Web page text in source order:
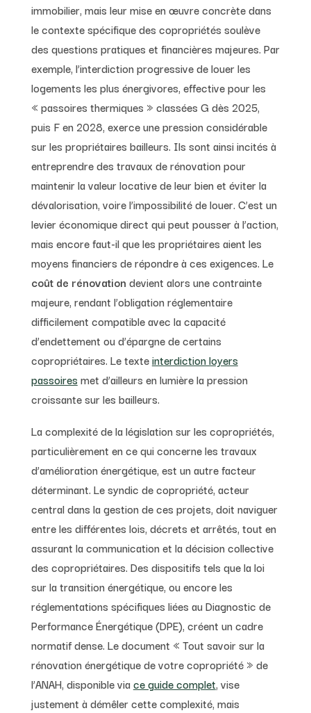
immobilier, mais leur mise en œuvre concrète dans
le contexte spécifique des copropriétés soulève
des questions pratiques et financières majeures. Par
exemple, l’interdiction progressive de louer les
logements les plus énergivores, effective pour les
« passoires thermiques » classées G dès 2025,
puis F en 2028, exerce une pression considérable
sur les propriétaires bailleurs. Ils sont ainsi incités à
entreprendre des travaux de rénovation pour
maintenir la valeur locative de leur bien et éviter la
dévalorisation, voire l’impossibilité de louer. C’est un
levier économique direct qui peut pousser à l’action,
mais encore faut-il que les propriétaires aient les
moyens financiers de répondre à ces exigences. Le
coût de rénovation devient alors une contrainte
majeure, rendant l’obligation réglementaire
difficilement compatible avec la capacité
d’endettement ou d’épargne de certains
copropriétaires. Le texteinterdiction loyers
passoires met d’ailleurs en lumière la pression
croissante sur les bailleurs.
La complexité de la législation sur les copropriétés,
particulièrement en ce qui concerne les travaux
d’amélioration énergétique, est un autre facteur
déterminant. Le syndic de copropriété, acteur
central dans la gestion de ces projets, doit naviguer
entre les différentes lois, décrets et arrêtés, tout en
assurant la communication et la décision collective
des copropriétaires. Des dispositifs tels que la loi
sur la transition énergétique, ou encore les
réglementations spécifiques liées au Diagnostic de
Performance Énergétique (DPE), créent un cadre
normatif dense. Le document « Tout savoir sur la
rénovation énergétique de votre copropriété » de
l’ANAH, disponible via ce guide complet, vise
justement à démêler cette complexité, mais